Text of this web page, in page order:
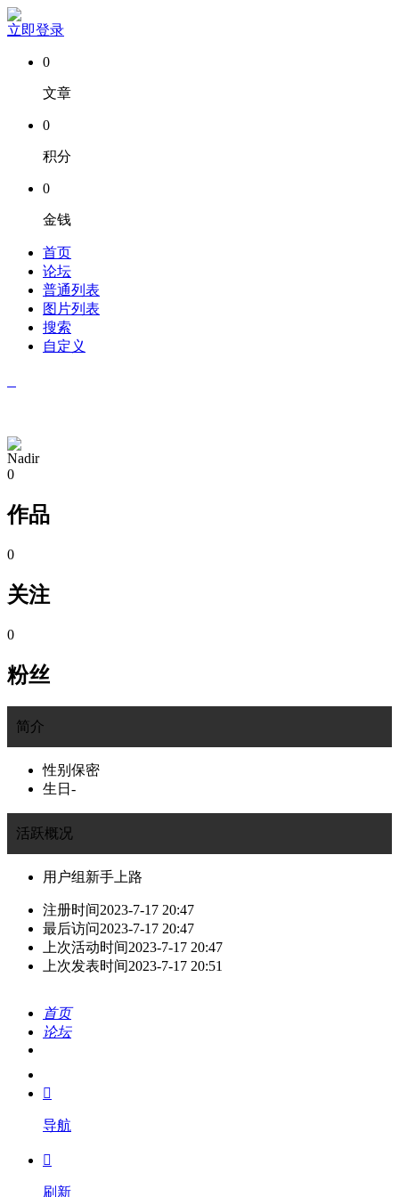
立即登录
0
文章
0
积分
0
金钱
首页
论坛
普通列表
图片列表
搜索
自定义
Nadir
0
作品
0
关注
0
粉丝
简介
性别 保密
生日 -
活跃概况
用户组 新手上路
注册时间2023-7-17 20:47
最后访问2023-7-17 20:47
上次活动时间2023-7-17 20:47
上次发表时间2023-7-17 20:51
首页
论坛
我的

导航

刷新